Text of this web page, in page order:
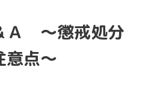
Ａ ～懲戒処分
意点～